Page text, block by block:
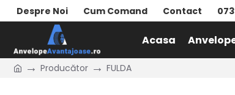
Despre Noi Cum Comand Contact
Acasa
Producător FULDA